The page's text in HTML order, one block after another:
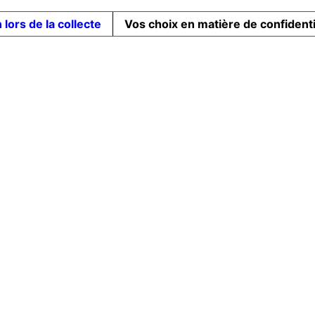
lors de la collecte Vos choix en matière de